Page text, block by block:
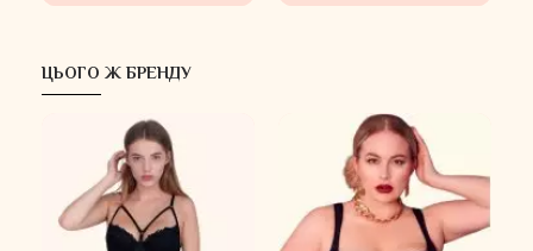
ЦЬОГО Ж БРЕНДУ